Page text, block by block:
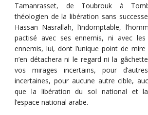
Tamanrasset, de Toubrouk à
théologien de la libération sans
Hassan Nasrallah, l’indomptable,
pactisé avec ses ennemis, ni avec
ennemis, lui, dont l’unique point de
n’en détachera ni le regard ni la
vos mirages incertains, pour
incertaines, pour aucune autre cible,
que la libération du sol national et
l’espace national arabe.